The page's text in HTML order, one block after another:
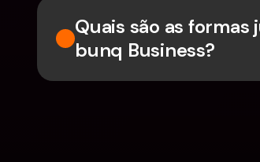
Quais são as
bunq Business?